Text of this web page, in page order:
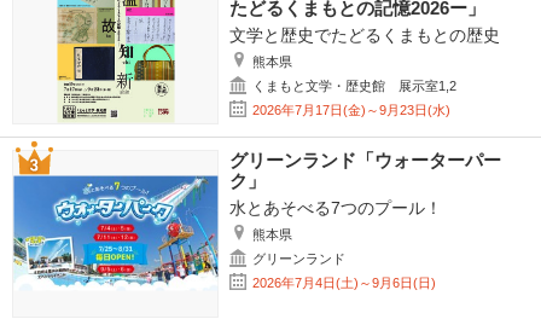
たどるくまもとの記憶2026ー」
文学と歴史でたどるくまもとの歴史
熊本県
くまもと文学・歴史館 展示室1,2
2026年7月17日(金)～9月23日(水)
グリーンランド「ウォーターパー
ク」
水とあそべる7つのプール！
熊本県
グリーンランド
2026年7月4日(土)～9月6日(日)